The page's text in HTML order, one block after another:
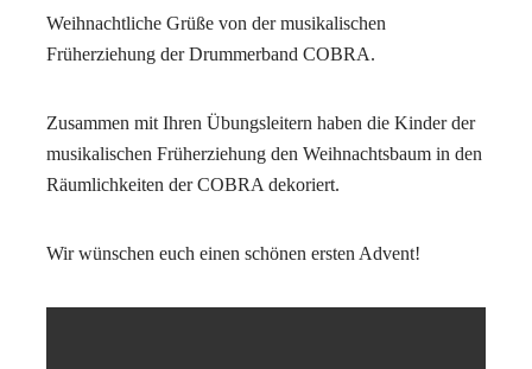
Weihnachtliche Grüße von der musikalischen
Früherziehung der Drummerband COBRA.
Zusammen mit Ihren Übungsleitern haben die Kinder der
musikalischen Früherziehung den Weihnachtsbaum in den
Räumlichkeiten der COBRA dekoriert.
Wir wünschen euch einen schönen ersten Advent!